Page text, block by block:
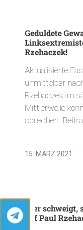
Geduldete
Rzehaczek!
Aktualisierte
unmittelbar
Rzehaczek im
Mittlerweile
sprechen.
15. MÄRZ 2021
Wer
auf Paul